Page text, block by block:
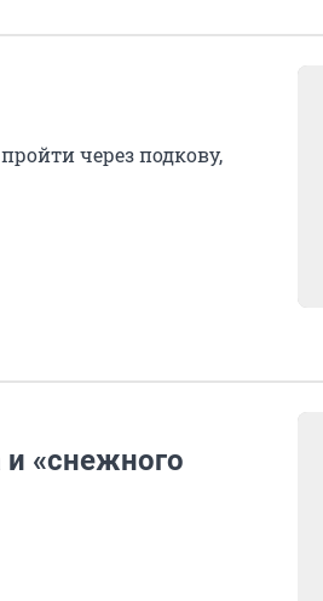
через подкову,
«снежного